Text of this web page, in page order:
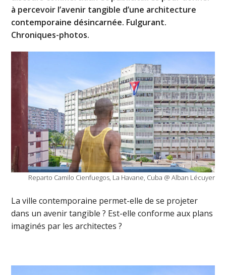
à percevoir l’avenir tangible d’une architecture
contemporaine désincarnée. Fulgurant.
Chroniques-photos.
Reparto Camilo Cienfuegos, La Havane, Cuba @ Alban Lécuyer
La ville contemporaine permet-elle de se projeter
dans un avenir tangible ? Est-elle conforme aux plans
imaginés par les architectes ?